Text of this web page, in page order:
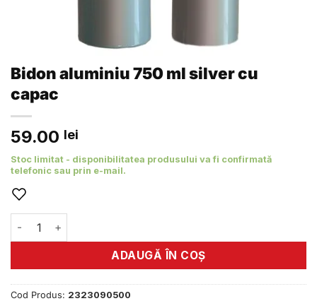
Bidon aluminiu 750 ml silver cu
capac
59.00 lei
Stoc limitat - disponibilitatea produsului va fi confirmată
telefonic sau prin e-mail.
Cantitate Bidon aluminiu 750 ml silver cu capac
ADAUGĂ ÎN COȘ
Cod Produs: 2323090500